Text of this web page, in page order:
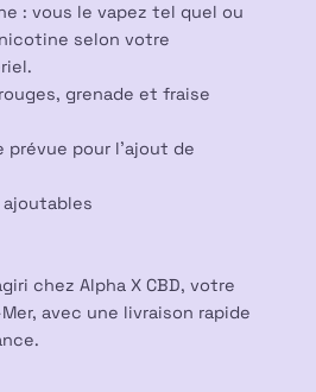
: vous le vapez tel quel ou
selon votre
grenade et fraise
prévue pour l’ajout de
chez Alpha X CBD, votre
avec une livraison rapide